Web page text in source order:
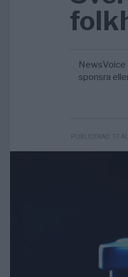
NewsVoice
sponsra
PUBLICERAD 17